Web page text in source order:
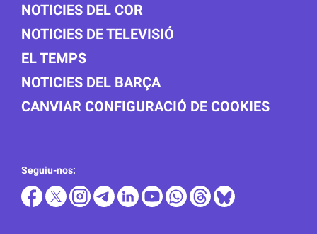
NOTICIES DEL COR
NOTICIES DE TELEVISIÓ
EL TEMPS
NOTICIES DEL BARÇA
CANVIAR CONFIGURACIÓ DE COOKIES
Seguiu-nos: